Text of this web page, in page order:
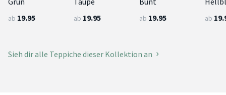
ab 19.95 ab 19.95 ab 19.95 ab
Sieh dir alle Teppiche dieser Kollektion an